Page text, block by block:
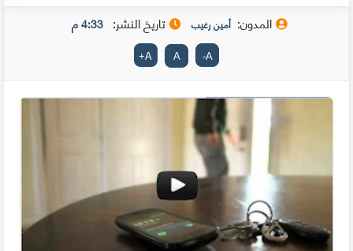
المدون: أمين رغيب تاريخ النشر: 4:33 م
A
-
A
A
+